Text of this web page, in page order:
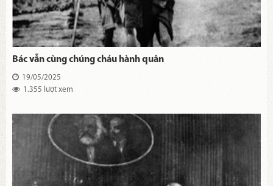
Bác vẫn cùng chúng cháu hành quân
19/05/2025
1.355 lượt xem